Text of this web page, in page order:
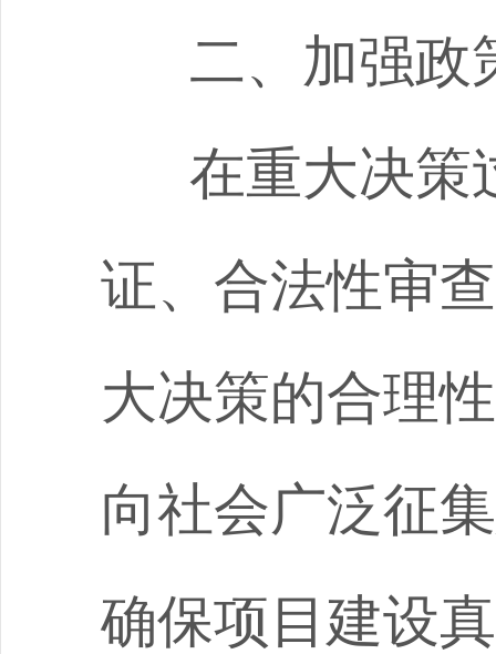
二、加强政
在重大决策
证、合法性审
大决策的合理
向社会广泛征
确保项目建设